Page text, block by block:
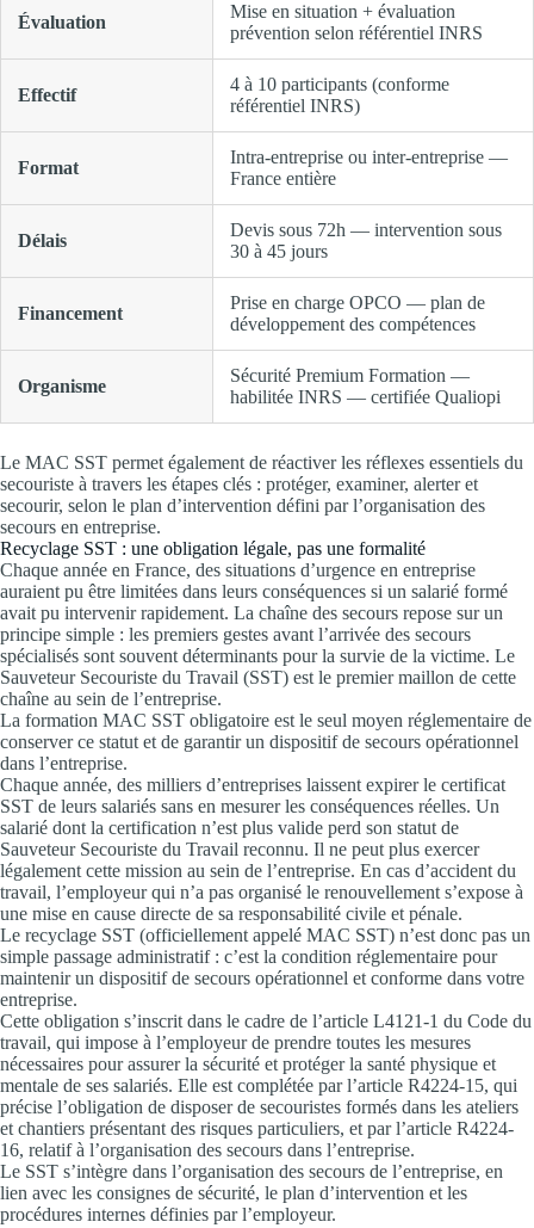
Évaluation
Mise en situation + évaluation
prévention selon référentiel INRS
Effectif
4 à 10 participants (conforme
référentiel INRS)
Format
Intra-entreprise ou inter-entreprise —
France entière
Délais
Devis sous 72h — intervention sous
30 à 45 jours
Financement
Prise en charge OPCO — plan de
développement des compétences
Organisme
Sécurité Premium Formation —
habilitée INRS — certifiée Qualiopi
Le MAC SST permet également de réactiver les réflexes essentiels du
secouriste à travers les étapes clés : protéger, examiner, alerter et
secourir, selon le plan d’intervention défini par l’organisation des
secours en entreprise.
Recyclage SST : une obligation légale, pas une formalité
Chaque année en France, des situations d’urgence en entreprise
auraient pu être limitées dans leurs conséquences si un salarié formé
avait pu intervenir rapidement. La chaîne des secours repose sur un
principe simple : les premiers gestes avant l’arrivée des secours
spécialisés sont souvent déterminants pour la survie de la victime. Le
Sauveteur Secouriste du Travail (SST) est le premier maillon de cette
chaîne au sein de l’entreprise.
La formation MAC SST obligatoire est le seul moyen réglementaire de
conserver ce statut et de garantir un dispositif de secours opérationnel
dans l’entreprise.
Chaque année, des milliers d’entreprises laissent expirer le certificat
SST de leurs salariés sans en mesurer les conséquences réelles. Un
salarié dont la certification n’est plus valide perd son statut de
Sauveteur Secouriste du Travail reconnu. Il ne peut plus exercer
légalement cette mission au sein de l’entreprise. En cas d’accident du
travail, l’employeur qui n’a pas organisé le renouvellement s’expose à
une mise en cause directe de sa responsabilité civile et pénale.
Le recyclage SST (officiellement appelé MAC SST) n’est donc pas un
simple passage administratif : c’est la condition réglementaire pour
maintenir un dispositif de secours opérationnel et conforme dans votre
entreprise.
Cette obligation s’inscrit dans le cadre de l’article L4121-1 du Code du
travail, qui impose à l’employeur de prendre toutes les mesures
nécessaires pour assurer la sécurité et protéger la santé physique et
mentale de ses salariés. Elle est complétée par l’article R4224-15, qui
précise l’obligation de disposer de secouristes formés dans les ateliers
et chantiers présentant des risques particuliers, et par l’article R4224-
16, relatif à l’organisation des secours dans l’entreprise.
Le SST s’intègre dans l’organisation des secours de l’entreprise, en
lien avec les consignes de sécurité, le plan d’intervention et les
procédures internes définies par l’employeur.